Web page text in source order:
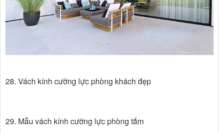
28. Vách kính cường lực phòng khách đẹp
29. Mẫu vách kính cường lực phòng tắm